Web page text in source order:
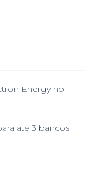
Energy no
até 3 bancos